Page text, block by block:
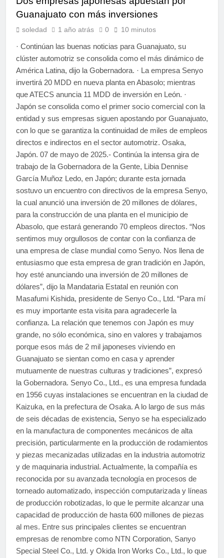
Guanajuato con más inversiones
soledad 1 año atrás 0 10 minutos
· Continúan las buenas noticias para Guanajuato, su
clúster automotriz se consolida como el más dinámico de
América Latina, dijo la Gobernadora. · La empresa Senyo
invertirá 20 MDD en nueva planta en Abasolo; mientras
que ATECS anuncia 11 MDD de inversión en León. ·
Japón se consolida como el primer socio comercial con la
entidad y sus empresas siguen apostando por Guanajuato,
con lo que se garantiza la continuidad de miles de empleos
directos e indirectos en el sector automotriz. Osaka,
Japón. 07 de mayo de 2025.- Continúa la intensa gira de
trabajo de la Gobernadora de la Gente, Libia Dennise
García Muñoz Ledo, en Japón; durante esta jornada
sostuvo un encuentro con directivos de la empresa Senyo,
la cual anunció una inversión de 20 millones de dólares,
para la construcción de una planta en el municipio de
Abasolo, que estará generando 70 empleos directos. “Nos
sentimos muy orgullosos de contar con la confianza de
una empresa de clase mundial como Senyo. Nos llena de
entusiasmo que esta empresa de gran tradición en Japón,
hoy esté anunciando una inversión de 20 millones de
dólares”, dijo la Mandataria Estatal en reunión con
Masafumi Kishida, presidente de Senyo Co., Ltd. “Para mí
es muy importante esta visita para agradecerle la
confianza. La relación que tenemos con Japón es muy
grande, no sólo económica, sino en valores y trabajamos
porque esos más de 2 mil japoneses viviendo en
Guanajuato se sientan como en casa y aprender
mutuamente de nuestras culturas y tradiciones”, expresó
la Gobernadora. Senyo Co., Ltd., es una empresa fundada
en 1956 cuyas instalaciones se encuentran en la ciudad de
Kaizuka, en la prefectura de Osaka. A lo largo de sus más
de seis décadas de existencia, Senyo se ha especializado
en la manufactura de componentes mecánicos de alta
precisión, particularmente en la producción de rodamientos
y piezas mecanizadas utilizadas en la industria automotriz
y de maquinaria industrial. Actualmente, la compañía es
reconocida por su avanzada tecnología en procesos de
torneado automatizado, inspección computarizada y líneas
de producción robotizadas, lo que le permite alcanzar una
capacidad de producción de hasta 600 millones de piezas
al mes. Entre sus principales clientes se encuentran
empresas de renombre como NTN Corporation, Sanyo
Special Steel Co., Ltd. y Okida Iron Works Co., Ltd., lo que